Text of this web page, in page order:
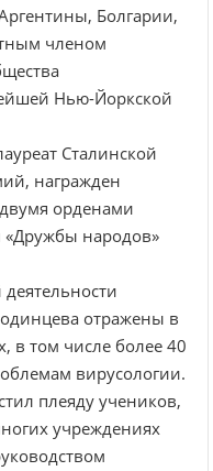
Болгарии,
членом
Нью-Йоркской
Сталинской
награжден
орденами
народов»
отражены в
в том числе более 40
вирусологии.
плеяду учеников,
учреждениях